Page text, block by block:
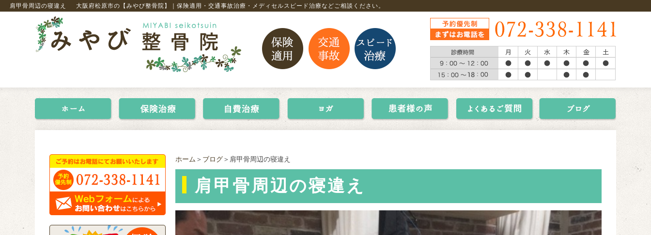
肩甲骨周辺の寝違え 大阪府松原市の【みやび整骨院】｜保険適用・交通事故治療・メディセルスピード治療などご相談ください。
ホーム ＞ ブログ＞肩甲骨周辺の寝違え
肩甲骨周辺の寝違え